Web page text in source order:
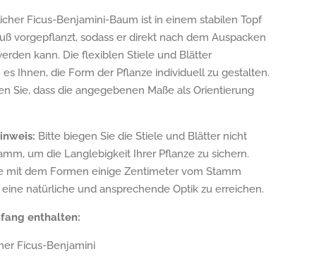
Ficus-Benjamini-Baum ist in einem stabilen Topf
vorgepflanzt, sodass er direkt nach dem Auspacken
kann. Die flexiblen Stiele und Blätter
Ihnen, die Form der Pflanze individuell zu gestalten.
Sie, dass die angegebenen Maße als Orientierung
Bitte biegen Sie die Stiele und Blätter nicht
um die Langlebigkeit Ihrer Pflanze zu sichern.
mit dem Formen einige Zentimeter vom Stamm
natürliche und ansprechende Optik zu erreichen.
enthalten:
Ficus-Benjamini